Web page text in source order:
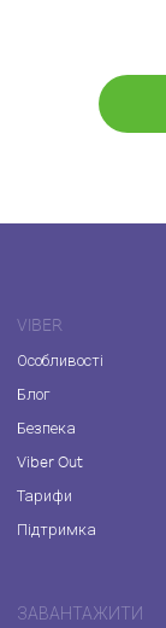
VIBER
Особливості
Блог
Безпека
Viber Out
Тарифи
Підтримка
ЗАВАНТАЖИТИ